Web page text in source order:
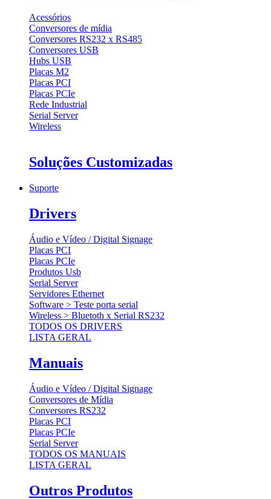
Acessórios
Conversores de mídia
Conversores RS232 x RS485
Conversores USB
Hubs USB
Placas M2
Placas PCI
Placas PCIe
Rede Industrial
Serial Server
Wireless
Soluções Customizadas
Suporte
Drivers
Áudio e Vídeo / Digital Signage
Placas PCI
Placas PCIe
Produtos Usb
Serial Server
Servidores Ethernet
Software > Teste porta serial
Wireless > Bluetoth x Serial RS232
TODOS OS DRIVERS
LISTA GERAL
Manuais
Áudio e Vídeo / Digital Signage
Conversores de Mídia
Conversores RS232
Placas PCI
Placas PCIe
Serial Server
TODOS OS MANUAIS
LISTA GERAL
Outros Produtos